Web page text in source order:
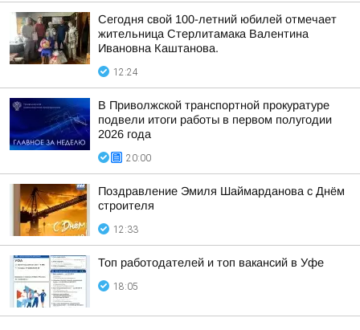
Сегодня свой 100-летний юбилей отмечает
жительница Стерлитамака Валентина
Ивановна Каштанова.
12:24
В Приволжской транспортной прокуратуре
подвели итоги работы в первом полугодии
2026 года
20:00
Поздравление Эмиля Шаймарданова с Днём
строителя
12:33
Топ работодателей и топ вакансий в Уфе
18:05